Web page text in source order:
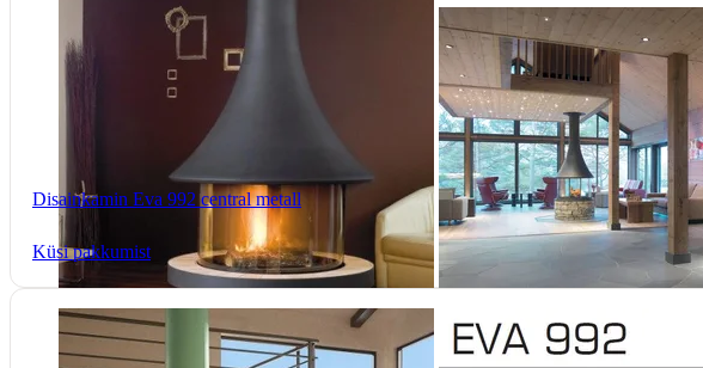
Disainkamin Eva 992 central metall
Küsi pakkumist